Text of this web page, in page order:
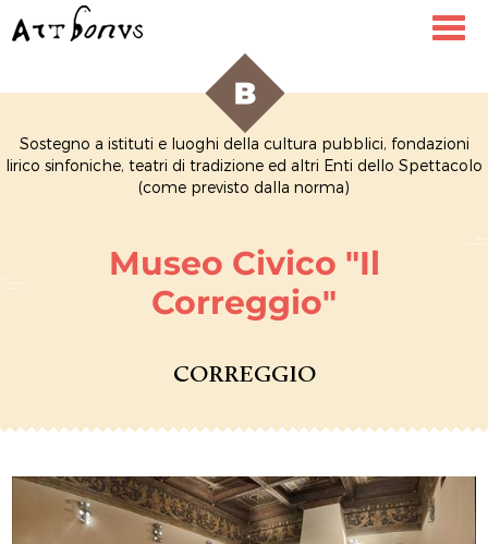
Sostegno a istituti e luoghi della cultura pubblici, fondazioni
lirico sinfoniche, teatri di tradizione ed altri Enti dello Spettacolo
(come previsto dalla norma)
Museo Civico "Il
Correggio"
CORREGGIO